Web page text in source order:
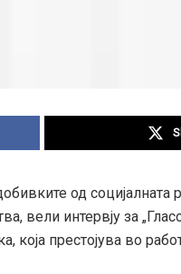
од
вели интервју за
која престојува во